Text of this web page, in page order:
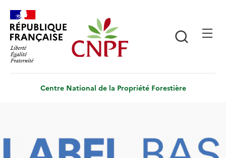
contenu
principal
Centre National de la Propriété Forestière